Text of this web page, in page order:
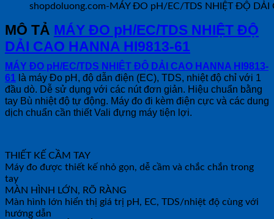
shopdoluong.com-MÁY ĐO pH/EC/TDS NHIỆT ĐỘ DẢI
MÔ TẢ MÁY ĐO pH/EC/TDS NHIỆT ĐỘ
DẢI CAO HANNA HI9813-61
MÁY ĐO pH/EC/TDS NHIỆT ĐỘ DẢI CAO HANNA HI9813-
61 là máy Đo pH, độ dẫn điện (EC), TDS, nhiệt độ chỉ với 1
đầu dò. Dễ sử dụng với các nút đơn giản. Hiệu chuẩn bằng
tay Bù nhiệt độ tự động. Máy đo đi kèm điện cực và các dung
dịch chuẩn cần thiết Vali đựng máy tiện lợi.
THIẾT KẾ CẦM TAY
Máy đo được thiết kế nhỏ gọn, dễ cầm và chắc chắn trong
tay
MÀN HÌNH LỚN, RÕ RÀNG
Màn hình lớn hiển thị giá trị pH, EC, TDS/nhiệt độ cùng với
hướng dẫn